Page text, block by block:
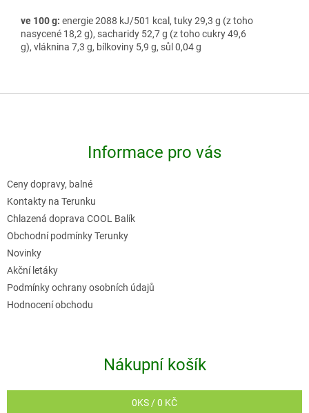
ve 100 g: energie 2088 kJ/501 kcal, tuky 29,3 g (z toho
nasycené 18,2 g), sacharidy 52,7 g (z toho cukry 49,6
g), vláknina 7,3 g, bílkoviny 5,9 g, sůl 0,04 g
Informace pro vás
Ceny dopravy, balné
Kontakty na Terunku
Chlazená doprava COOL Balík
Obchodní podmínky Terunky
Novinky
Akční letáky
Podmínky ochrany osobních údajů
Hodnocení obchodu
Nákupní košík
0KS /0 KČ